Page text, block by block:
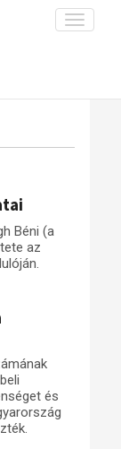
Toggle
Béni (a
az
és